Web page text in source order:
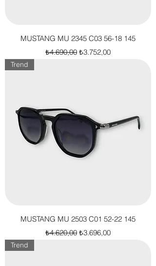
MUSTANG MU 2345 C03 56-18 145
Normal Fiyat
₺4.690,00 İndirimli Fiyat
₺3.752,00
Trend
MUSTANG MU 2503 C01 52-22 145
Normal Fiyat
₺4.620,00 İndirimli Fiyat
₺3.696,00
Trend